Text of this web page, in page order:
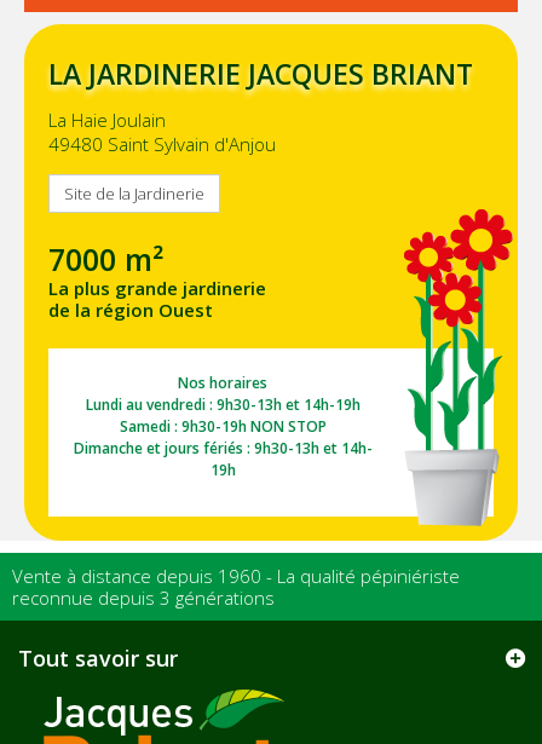
LA JARDINERIE JACQUES BRIANT
La Haie Joulain
49480 Saint Sylvain d'Anjou
Site de la Jardinerie
7000 m²
La plus grande jardinerie
de la région Ouest
Nos horaires
Lundi au vendredi : 9h30-13h et 14h-19h
Samedi : 9h30-19h NON STOP
Dimanche et jours fériés : 9h30-13h et 14h-
19h
Vente à distance depuis 1960 - La qualité pépiniériste
reconnue depuis 3 générations
Tout savoir sur